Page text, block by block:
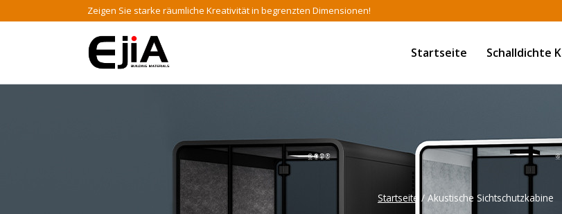
Zeigen Sie starke räumliche Kreativität in begrenzten Dimensionen!
Startseite Schalldichte
Startseite / Akustische Sichtschutzkabine